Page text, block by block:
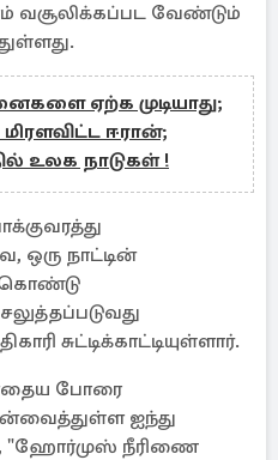
வசூலிக்கப்பட வேண்டும்
ஏற்க முடியாது;
மிரளவிட்ட ஈரான்;
உலக நாடுகள் !
நாட்டின்
கொண்டு
சுட்டிக்காட்டியுள்ளார்.
போரை
ஐந்து
"ஹோர்முஸ் நீரிணை